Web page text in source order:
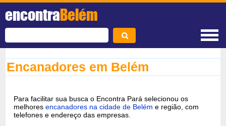
encontraBelém
Encanadores em Belém
Para facilitar sua busca o Encontra Pará selecionou os
melhoresencanadores na cidade de Belém e região, com
telefones e endereço das empresas.